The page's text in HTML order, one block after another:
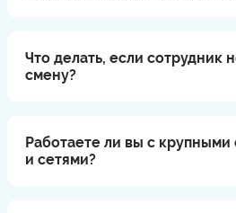
Что делать, если сотрудник
смену?
Работаете ли вы с крупными
и сетями?